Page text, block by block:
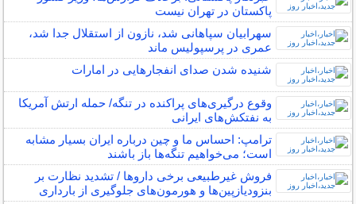
پاکستان در تهران نیست
سهرابیان سپاهانی شد، نازون از استقلال جدا شد،
عمری در پرسپولیس ماند
شنیده شدن صدای انفجارهایی در امارات
وقوع درگیری‌های پراکنده در تنگه/ حمله ارتش آمریکا
به نفتکش‌های ایرانی
ترامپ: احساس ما و چین درباره ایران بسیار مشابه
است؛ می‌خواهیم تنگه‌ها باز باشند
فروش غیرطبیعی برخی داروها / تشدید نظارت بر
بنزودیازپین‌ها و هورمون‌های جلوگیری از بارداری